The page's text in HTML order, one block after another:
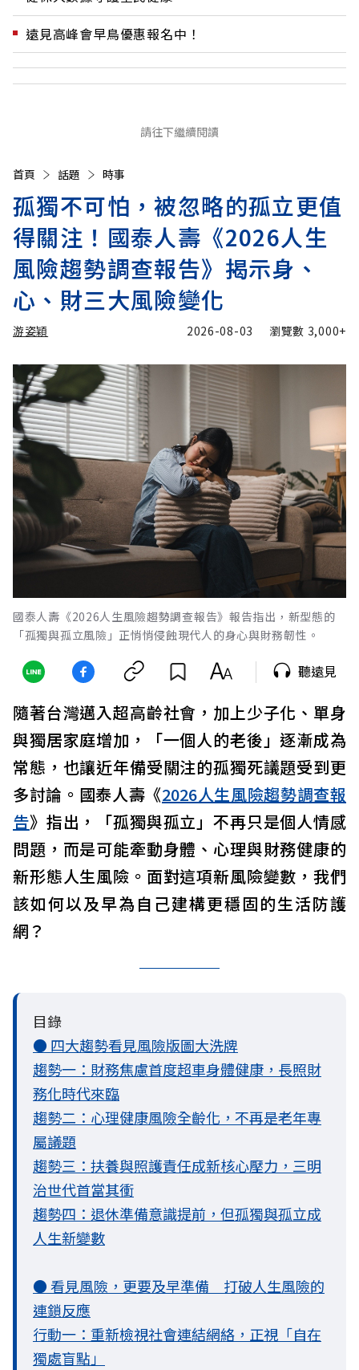
遠見高峰會早鳥優惠報名中！
請往下繼續閱讀
首頁 話題 時事
孤獨不可怕，被忽略的孤立更值
得關注！國泰人壽《2026人生
風險趨勢調查報告》揭示身、
心、財三大風險變化
游姿穎 2026-08-03 瀏覽數 3,000+
國泰人壽《2026人生風險趨勢調查報告》報告指出，新型態的
「孤獨與孤立風險」正悄悄侵蝕現代人的身心與財務韌性。
聽遠見
隨著台灣邁入超高齡社會，加上少子化、單身
與獨居家庭增加，「一個人的老後」逐漸成為
常態，也讓近年備受關注的孤獨死議題受到更
多討論。國泰人壽《2026人生風險趨勢調查報
告》指出，「孤獨與孤立」不再只是個人情感
問題，而是可能牽動身體、心理與財務健康的
新形態人生風險。面對這項新風險變數，我們
該如何以及早為自己建構更穩固的生活防護
網？
目錄
● 四大趨勢看見風險版圖大洗牌
趨勢一：財務焦慮首度超車身體健康，長照財
務化時代來臨
趨勢二：心理健康風險全齡化，不再是老年專
屬議題
趨勢三：扶養與照護責任成新核心壓力，三明
治世代首當其衝
趨勢四：退休準備意識提前，但孤獨與孤立成
人生新變數
● 看見風險，更要及早準備 打破人生風險的
連鎖反應
行動一：重新檢視社會連結網絡，正視「自在
獨處盲點」